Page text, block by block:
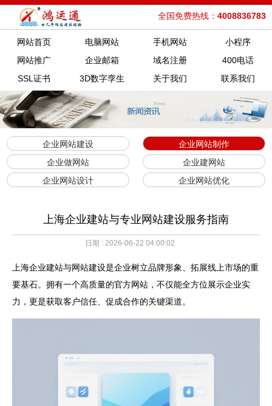
全国免费热线： 4008836783
网站首页 电脑网站 手机网站
小程序
网站推广
企业邮箱 域名注册
400电话
SSL证书
3D数字孪生 关于我们 联系我们
企业网站建设
企业网站制作
企业做网站
企业建网站
企业网站设计
企业网站优化
上海企业建站与专业网站建设服务指南
日期 : 2026-06-22 04:00:02
上海企业建站与网站建设是企业树立品牌形象、拓展线上市场的重
要基石。拥有一个高质量的官方网站，不仅能全方位展示企业实
力，更是获取客户信任、促成合作的关键渠道。